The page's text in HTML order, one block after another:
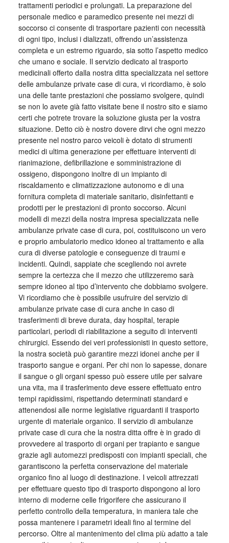
trattamenti periodici e prolungati. La preparazione del
personale medico e paramedico presente nei mezzi di
soccorso ci consente di trasportare pazienti con necessità
di ogni tipo, inclusi i dializzati, offrendo un’assistenza
completa e un estremo riguardo, sia sotto l’aspetto medico
che umano e sociale. Il servizio dedicato al trasporto
medicinali offerto dalla nostra ditta specializzata nel settore
delle ambulanze private case di cura, vi ricordiamo, è solo
una delle tante prestazioni che possiamo svolgere, quindi
se non lo avete già fatto visitate bene il nostro sito e siamo
certi che potrete trovare la soluzione giusta per la vostra
situazione. Detto ciò è nostro dovere dirvi che ogni mezzo
presente nel nostro parco veicoli è dotato di strumenti
medici di ultima generazione per effettuare interventi di
rianimazione, defibrillazione e somministrazione di
ossigeno, dispongono inoltre di un impianto di
riscaldamento e climatizzazione autonomo e di una
fornitura completa di materiale sanitario, disinfettanti e
prodotti per le prestazioni di pronto soccorso. Alcuni
modelli di mezzi della nostra impresa specializzata nelle
ambulanze private case di cura, poi, costituiscono un vero
e proprio ambulatorio medico idoneo al trattamento e alla
cura di diverse patologie e conseguenze di traumi e
incidenti. Quindi, sappiate che scegliendo noi avrete
sempre la certezza che il mezzo che utilizzeremo sarà
sempre idoneo al tipo d’intervento che dobbiamo svolgere.
Vi ricordiamo che è possibile usufruire del servizio di
ambulanze private case di cura anche in caso di
trasferimenti di breve durata, day hospital, terapie
particolari, periodi di riabilitazione a seguito di interventi
chirurgici. Essendo dei veri professionisti in questo settore,
la nostra società può garantire mezzi idonei anche per il
trasporto sangue e organi. Per chi non lo sapesse, donare
il sangue o gli organi spesso può essere utile per salvare
una vita, ma il trasferimento deve essere effettuato entro
tempi rapidissimi, rispettando determinati standard e
attenendosi alle norme legislative riguardanti il trasporto
urgente di materiale organico. Il servizio di ambulanze
private case di cura che la nostra ditta offre è in grado di
provvedere al trasporto di organi per trapianto e sangue
grazie agli automezzi predisposti con impianti speciali, che
garantiscono la perfetta conservazione del materiale
organico fino al luogo di destinazione. I veicoli attrezzati
per effettuare questo tipo di trasporto dispongono al loro
interno di moderne celle frigorifere che assicurano il
perfetto controllo della temperatura, in maniera tale che
possa mantenere i parametri ideali fino al termine del
percorso. Oltre al mantenimento del clima più adatto a tale